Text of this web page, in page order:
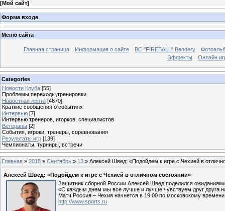
[Мой сайт]
Форма входа
Меню сайта
Главная страница Информация о сайте BC "FIREBALL" Bendery
Эффекты
Онлайн
Categories
Новости Клуба [55]
Проблемы,переходы,тренировки
Новостная лента [4670]
Краткие сообщения о событиях
Интервью [7]
Интервью тренеров, игорков, специалистов
Ветераны [2]
События, игроки, тренеры, соревнования
Результаты игр [139]
Чемпионаты, турниры, встречи
Главная » 2018 » Сентябрь » 13 » Алексей Швед: «Подойдем к игре с Чехией в
Алексей Швед: «Подойдем к игре с Чехией в отличном состоянии»
Защитник сборной России Алексей Швед поделился
«С каждым днем мы все лучше и лучше чувствуем друг друга
Матч Россия – Чехия начнется в 19.00 по московскому
http://www.sports.ru